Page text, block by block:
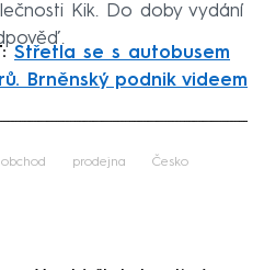
Kik. Do doby vydání
Střetla se s autobusem
Brněnský podnik videem
obchod prodejna Česko